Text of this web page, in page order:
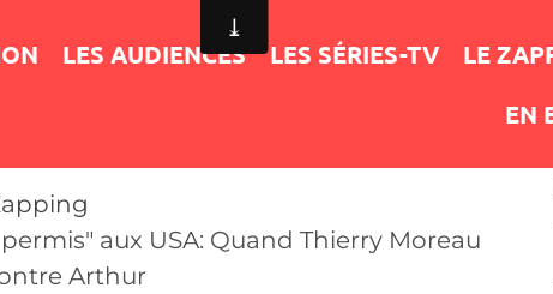
LES AUDIENCES LES SÉRIES-TV
LE
EN
aux USA: Quand Thierry Moreau
Arthur